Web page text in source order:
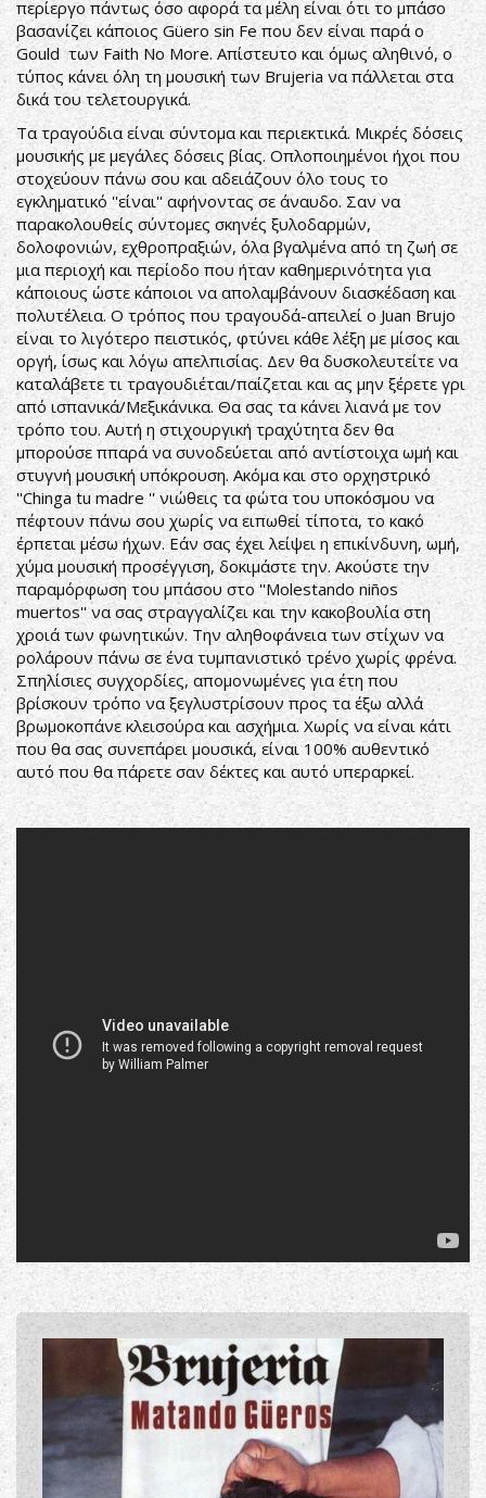
περίεργο πάντως όσο αφορά τα μέλη είναι ότι το μπάσο
βασανίζει κάποιος Güero sin Fe που δεν είναι παρά ο
Gould των Faith No More. Απίστευτο και όμως αληθινό, ο
τύπος κάνει όλη τη μουσική των Brujeria να πάλλεται στα
δικά του τελετουργικά.
Τα τραγούδια είναι σύντομα και περιεκτικά. Μικρές δόσεις
μουσικής με μεγάλες δόσεις βίας. Οπλοποιημένοι ήχοι που
στοχεύουν πάνω σου και αδειάζουν όλο τους το
εγκληματικό ''είναι'' αφήνοντας σε άναυδο. Σαν να
παρακολουθείς σύντομες σκηνές ξυλοδαρμών,
δολοφονιών, εχθροπραξιών, όλα βγαλμένα από τη ζωή σε
μια περιοχή και περίοδο που ήταν καθημερινότητα για
κάποιους ώστε κάποιοι να απολαμβάνουν διασκέδαση και
πολυτέλεια. Ο τρόπος που τραγουδά-απειλεί ο Juan Brujo
είναι το λιγότερο πειστικός, φτύνει κάθε λέξη με μίσος και
οργή, ίσως και λόγω απελπισίας. Δεν θα δυσκολευτείτε να
καταλάβετε τι τραγουδιέται/παίζεται και ας μην ξέρετε γρι
από ισπανικά/Μεξικάνικα. Θα σας τα κάνει λιανά με τον
τρόπο του. Αυτή η στιχουργική τραχύτητα δεν θα
μπορούσε ππαρά να συνοδεύεται από αντίστοιχα ωμή και
στυγνή μουσική υπόκρουση. Ακόμα και στο ορχηστρικό
''Chinga tu madre '' νιώθεις τα φώτα του υποκόσμου να
πέφτουν πάνω σου χωρίς να ειπωθεί τίποτα, το κακό
έρπεται μέσω ήχων. Εάν σας έχει λείψει η επικίνδυνη, ωμή,
χύμα μουσική προσέγγιση, δοκιμάστε την. Ακούστε την
παραμόρφωση του μπάσου στο ''Molestando niños
muertos'' να σας στραγγαλίζει και την κακοβουλία στη
χροιά των φωνητικών. Την αληθοφάνεια των στίχων να
ρολάρουν πάνω σε ένα τυμπανιστικό τρένο χωρίς φρένα.
Σπηλίσιες συγχορδίες, απομονωμένες για έτη που
βρίσκουν τρόπο να ξεγλυστρίσουν προς τα έξω αλλά
βρωμοκοπάνε κλεισούρα και ασχήμια. Χωρίς να είναι κάτι
που θα σας συνεπάρει μουσικά, είναι 100% αυθεντικό
αυτό που θα πάρετε σαν δέκτες και αυτό υπεραρκεί.